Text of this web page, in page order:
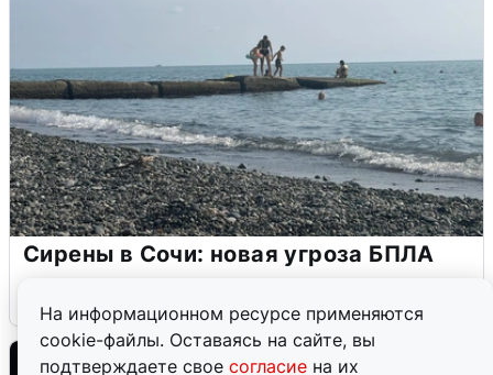
На информационном ресурсе применяются
cookie-файлы. Оставаясь на сайте, вы
подтверждаете свое согласие на их
Сирены в Сочи: новая угроза БПЛА